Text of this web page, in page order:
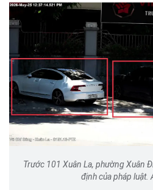
Trước 101 Xuân La, phường Xuân
định của pháp luật.